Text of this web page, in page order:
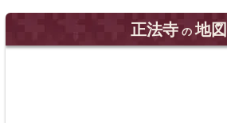
正法寺の地図